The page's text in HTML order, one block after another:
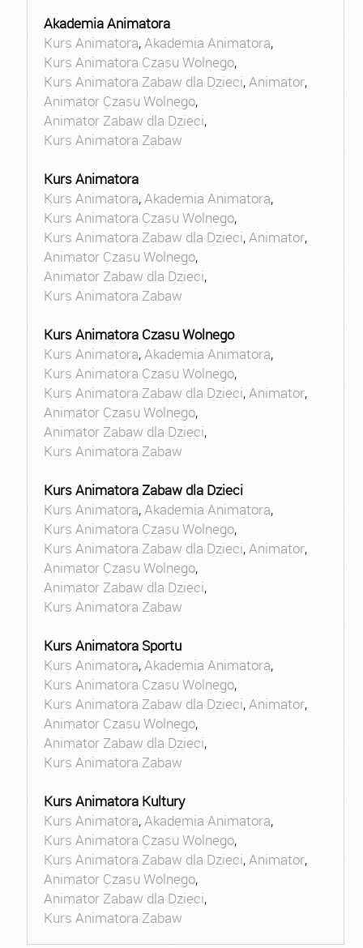
Akademia Animatora
Kurs Animatora,Akademia Animatora,
Kurs Animatora Czasu Wolnego,
Kurs Animatora Zabaw dla Dzieci,Animator,
Animator Czasu Wolnego,
Animator Zabaw dla Dzieci,
Kurs Animatora Zabaw
Kurs Animatora
Kurs Animatora,Akademia Animatora,
Kurs Animatora Czasu Wolnego,
Kurs Animatora Zabaw dla Dzieci,Animator,
Animator Czasu Wolnego,
Animator Zabaw dla Dzieci,
Kurs Animatora Zabaw
Kurs Animatora Czasu Wolnego
Kurs Animatora,Akademia Animatora,
Kurs Animatora Czasu Wolnego,
Kurs Animatora Zabaw dla Dzieci,Animator,
Animator Czasu Wolnego,
Animator Zabaw dla Dzieci,
Kurs Animatora Zabaw
Kurs Animatora Zabaw dla Dzieci
Kurs Animatora,Akademia Animatora,
Kurs Animatora Czasu Wolnego,
Kurs Animatora Zabaw dla Dzieci,Animator,
Animator Czasu Wolnego,
Animator Zabaw dla Dzieci,
Kurs Animatora Zabaw
Kurs Animatora Sportu
Kurs Animatora,Akademia Animatora,
Kurs Animatora Czasu Wolnego,
Kurs Animatora Zabaw dla Dzieci,Animator,
Animator Czasu Wolnego,
Animator Zabaw dla Dzieci,
Kurs Animatora Zabaw
Kurs Animatora Kultury
Kurs Animatora,Akademia Animatora,
Kurs Animatora Czasu Wolnego,
Kurs Animatora Zabaw dla Dzieci,Animator,
Animator Czasu Wolnego,
Animator Zabaw dla Dzieci,
Kurs Animatora Zabaw